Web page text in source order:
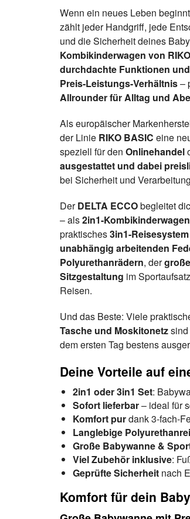
Wenn ein neues Leben
zählt jeder Handgriff, jede
und die Sicherheit deines
Kombikinderwagen von
durchdachte Funktionen
Preis-Leistungs-Verhältnis–
Allrounder für Alltag und
Als europäischer
der Linie RIKO BASIC eine
speziell für den Onlinehandel
ausgestattet und dabei
bei Sicherheit und
DerDELTA ECCObegleitet
– als2in1-
praktisches3in1-
unabhängig arbeitenden
Polyurethanrädern, der
Sitzgestaltung im
Reisen.
Und das Beste: Viele
Tasche und Moskitonetz
dem ersten Tag bestens
Deine Vorteile auf
2in1 oder 3in1 Set:
Sofort lieferbar– ideal für
Komfort purdank 3-fach-
Langlebige
Große Babywanne &
Viel Zubehör inklusive:
Geprüfte Sicherheit nach
Komfort für dein